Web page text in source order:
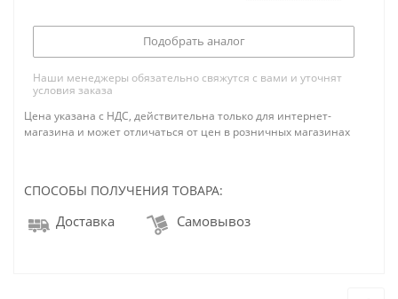
Подобрать аналог
Наши менеджеры обязательно свяжутся с вами и уточнят
условия заказа
Цена указана с НДС, действительна только для интернет-
магазина и может отличаться от цен в розничных магазинах
СПОСОБЫ ПОЛУЧЕНИЯ ТОВАРА:
Доставка Самовывоз